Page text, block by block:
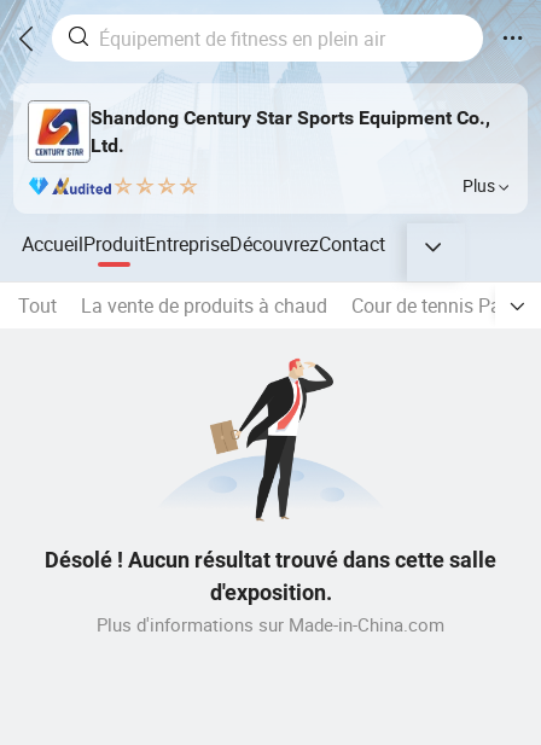
Shandong Century Star Sports Equipment Co.,
Ltd.
Plus
AccueilProduitEntrepriseDécouvrezContact
Tout La vente de produits à chaud Cour de tennis Paddle
Désolé ! Aucun résultat trouvé dans cette salle
d'exposition.
Plus d'informations sur Made-in-China.com